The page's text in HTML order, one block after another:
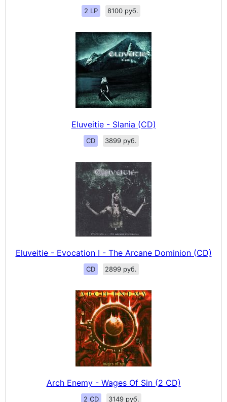
2 LP 8100 руб.
Eluveitie - Slania (CD)
CD 3899 руб.
Eluveitie - Evocation I - The Arcane Dominion (CD)
CD 2899 руб.
Arch Enemy - Wages Of Sin (2 CD)
2 CD 3149 руб.